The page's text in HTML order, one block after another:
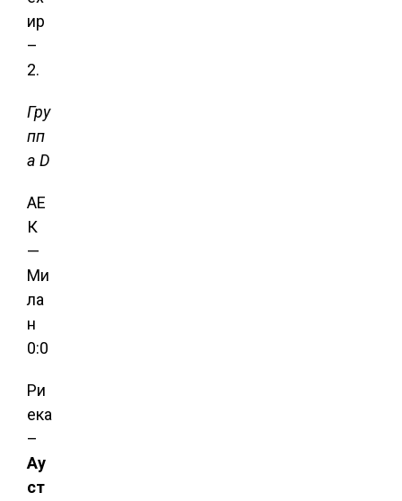
ир
–
2.
Гру
пп
а D
АЕ
К
—
Ми
ла
н
0:0
Ри
ека
–
Ау
ст